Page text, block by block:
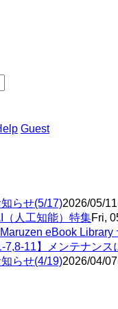
Guest
らせ(5/17)2026/05/
（人工知能）特集Fri,
eBook
7,8-11】メンテナン
らせ(4/19)2026/04/